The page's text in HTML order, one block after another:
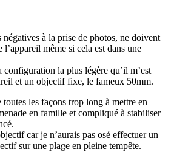
à la prise de photos, ne doivent
l’appareil même si cela est dans une
configuration la plus légère qu’il m’est
et un objectif fixe, le fameux 50mm.
les façons trop long à mettre en
en famille et compliqué à stabiliser
car je n’aurais pas osé effectuer un
sur une plage en pleine tempête.